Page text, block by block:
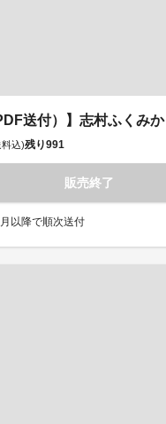
送付）】志村ふくみ
込)残り991
販売終了
以降で順次送付